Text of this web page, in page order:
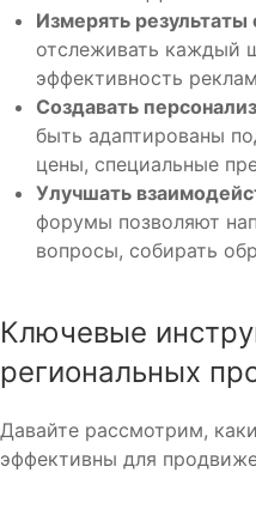
Измерять
отслеживать каждый
эффективность
Создавать
быть адаптированы
цены, специальные
Улучшать
форумы позволяют
вопросы, собирать
Ключевые
региональных
Давайте рассмотрим,
эффективны для